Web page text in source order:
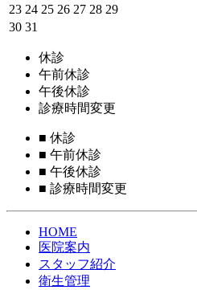
23 24 25 26 27 28 29
30 31
休診
午前休診
午後休診
診療時間変更
■ 休診
■ 午前休診
■ 午後休診
■ 診療時間変更
HOME
医院案内
スタッフ紹介
衛生管理